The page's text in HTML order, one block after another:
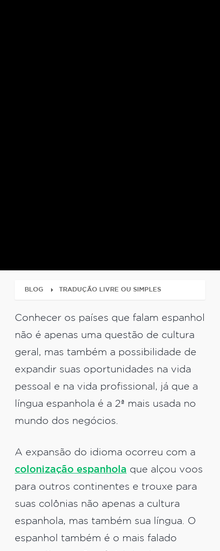
BLOG TRADUÇÃO LIVRE OU SIMPLES
Conhecer os países que falam espanhol
não é apenas uma questão de cultura
geral, mas também a possibilidade de
expandir suas oportunidades na vida
pessoal e na vida profissional, já que a
língua espanhola é a 2ª mais usada no
mundo dos negócios.
A expansão do idioma ocorreu com a
colonização espanhola que alçou voos
para outros continentes e trouxe para
suas colônias não apenas a cultura
espanhola, mas também sua língua. O
espanhol também é o mais falado